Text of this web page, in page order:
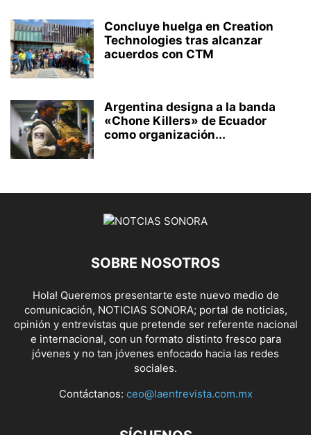
Concluye huelga en Creation
Technologies tras alcanzar
acuerdos con CTM
Argentina designa a la banda
«Chone Killers» de Ecuador
como organización...
SOBRE NOSOTROS
Hola! Queremos presentarte este nuevo medio de
comunicación, NOTICIAS SONORA; portal de noticias,
opinión y entrevistas que pretende ser referente nacional
e internacional, con un formato distinto fresco para
jóvenes y no tan jóvenes enfocado hacia las redes
sociales.
Contáctanos: ceo@laentrevista.com.mx